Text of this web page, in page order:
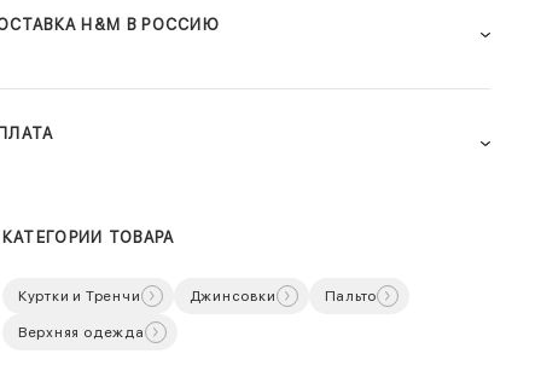
H&M В РОССИЮ
КАТЕГОРИИ ТОВАРА
Куртки и Тренчи Джинсовки Пальто
Верхняя одежда